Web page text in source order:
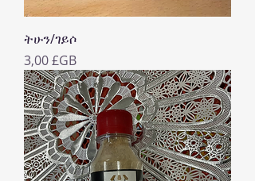
ትሁን/ገይሶ
Prix
3,00 £GB